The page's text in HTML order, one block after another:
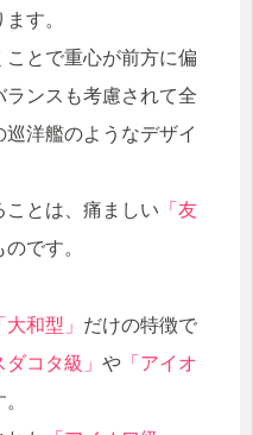
す。
とで重心が前方に偏
ンスも考慮されて全
洋艦のようなデザイ
とは、痛ましい 「友
です。
大和型」 だけの特徴で
ダコタ級」 や 「アイオ